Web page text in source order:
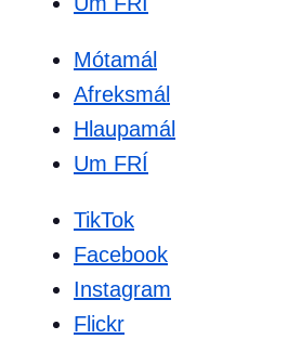
Mótamál
Afreksmál
Hlaupamál
Um FRÍ
TikTok
Facebook
Instagram
Flickr